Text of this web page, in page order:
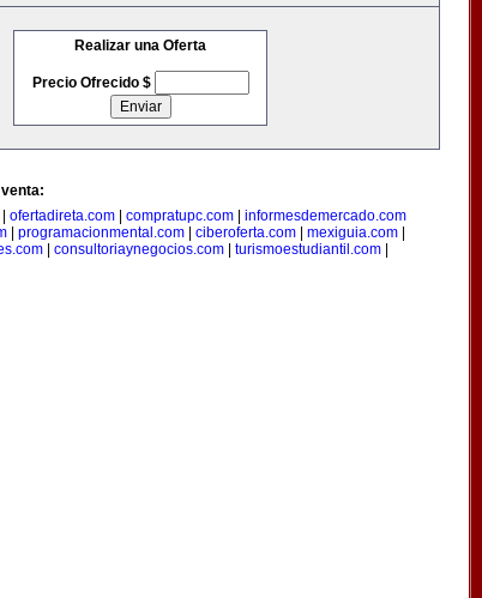
Realizar una Oferta
Precio Ofrecido $
ofertadireta.com| compratupc.com| informesdemercado.com
| programacionmental.com| ciberoferta.com| mexiguia.com|
consultoriaynegocios.com turismoestudiantil.com